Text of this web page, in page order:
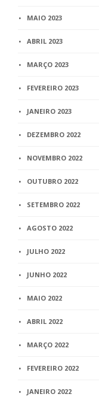
MAIO 2023
ABRIL 2023
MARÇO 2023
FEVEREIRO 2023
JANEIRO 2023
DEZEMBRO 2022
NOVEMBRO 2022
OUTUBRO 2022
SETEMBRO 2022
AGOSTO 2022
JULHO 2022
JUNHO 2022
MAIO 2022
ABRIL 2022
MARÇO 2022
FEVEREIRO 2022
JANEIRO 2022